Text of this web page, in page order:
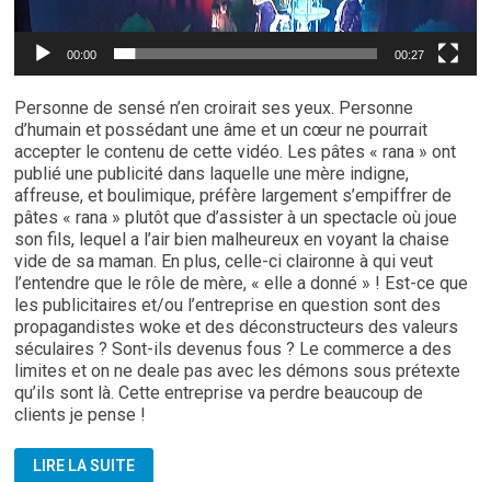
00:00 00:27
Personne de sensé n’en croirait ses yeux. Personne
d’humain et possédant une âme et un cœur ne pourrait
accepter le contenu de cette vidéo. Les pâtes « rana » ont
publié une publicité dans laquelle une mère indigne,
affreuse, et boulimique, préfère largement s’empiffrer de
pâtes « rana » plutôt que d’assister à un spectacle où joue
son fils, lequel a l’air bien malheureux en voyant la chaise
vide de sa maman. En plus, celle-ci claironne à qui veut
l’entendre que le rôle de mère, « elle a donné » ! Est-ce que
les publicitaires et/ou l’entreprise en question sont des
propagandistes woke et des déconstructeurs des valeurs
séculaires ? Sont-ils devenus fous ? Le commerce a des
limites et on ne deale pas avec les démons sous prétexte
qu’ils sont là. Cette entreprise va perdre beaucoup de
clients je pense !
ENFANCE
LIRE LA SUITE